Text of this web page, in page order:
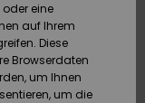
eine
auf Ihrem
Diese
Browserdaten
um Ihnen
um die